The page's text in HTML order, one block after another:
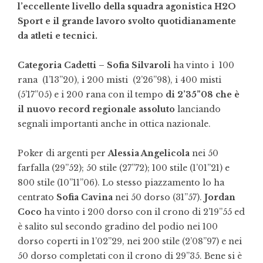
l’eccellente livello della squadra agonistica H2O
Sport e il grande lavoro svolto quotidianamente
da atleti e tecnici.
Categoria Cadetti – Sofia Silvaroli ha vinto i 100
rana (1’13”20), i 200 misti (2’26”98), i 400 misti
(5’17”05) e i 200 rana con il tempo di 2’35”08 che è
il nuovo record regionale assoluto lanciando
segnali importanti anche in ottica nazionale.
Poker di argenti perAlessia Angelicola nei 50
farfalla (29”52); 50 stile (27”72); 100 stile (1’01”21) e
800 stile (10”11”06). Lo stesso piazzamento lo ha
centrato Sofia Cavina nei 50 dorso (31”57). Jordan
Coco ha vinto i 200 dorso con il crono di 2’19”55 ed
è salito sul secondo gradino del podio nei 100
dorso coperti in 1’02”29, nei 200 stile (2’08”97) e nei
50 dorso completati con il crono di 29”35. Bene si è